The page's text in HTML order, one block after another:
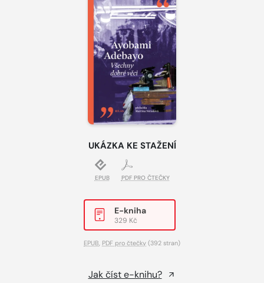
UKÁZKA KE STAŽENÍ
EPUB PDF PRO ČTEČKY
E-kniha
329 Kč
EPUB PDF pro čtečky (392 stran)
Jak číst e-knihu?